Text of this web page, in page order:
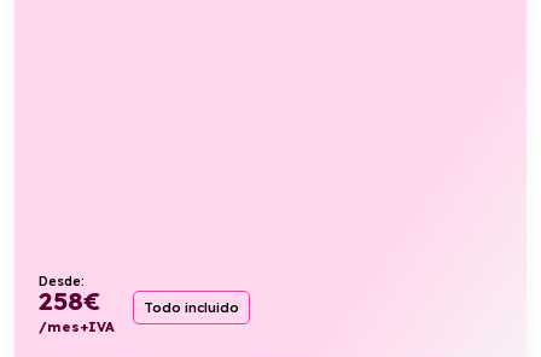
Desde:
258€
/mes+IVA
Todo incluido